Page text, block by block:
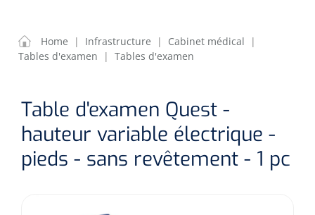
Soins de confort générale
Aromathérapie
Soins de beauté
Traitement
Sondes gastriques
Respiration
OPTIONS
RÉSULTATS
Home | Infrastructure | Cabinet médical
|
Tables d'examen
| Tables d'examen
Table d'examen Quest -
hauteur variable électrique -
pieds - sans revêtement - 1 pc